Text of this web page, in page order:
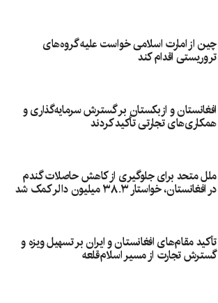
چین از امارت اسلامی خواست علیه گروه‌های
تروریستی اقدام کند
افغانستان و ازبکستان بر گسترش سرمایه‌گذاری و
همکاری‌های تجارتی تأکید کردند
ملل متحد برای جلوگیری از کاهش حاصلات گندم
در افغانستان، خواستار ۳۸.۳ میلیون دالر کمک شد
تأکید مقام‌های افغانستان و ایران بر تسهیل ویزه و
گسترش تجارت از مسیر اسلام‌قلعه